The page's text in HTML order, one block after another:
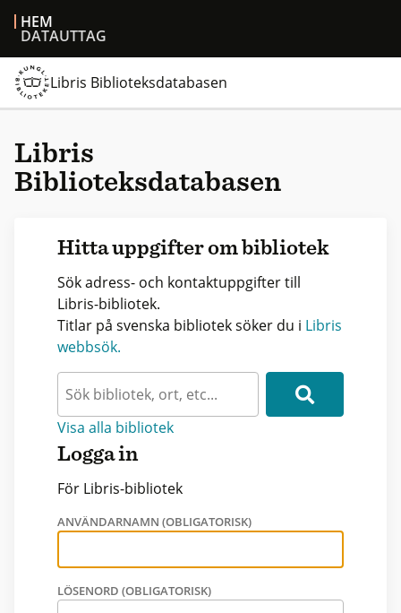
HEM
DATAUTTAG
Libris Biblioteksdatabasen
Libris
Biblioteksdatabasen
Hitta uppgifter om bibliotek
Sök adress- och kontaktuppgifter till
Libris-bibliotek.
Titlar på svenska bibliotek söker du i Libris
webbsök.
Visa alla bibliotek
Logga in
För Libris-bibliotek
ANVÄNDARNAMN (OBLIGATORISK)
LÖSENORD (OBLIGATORISK)